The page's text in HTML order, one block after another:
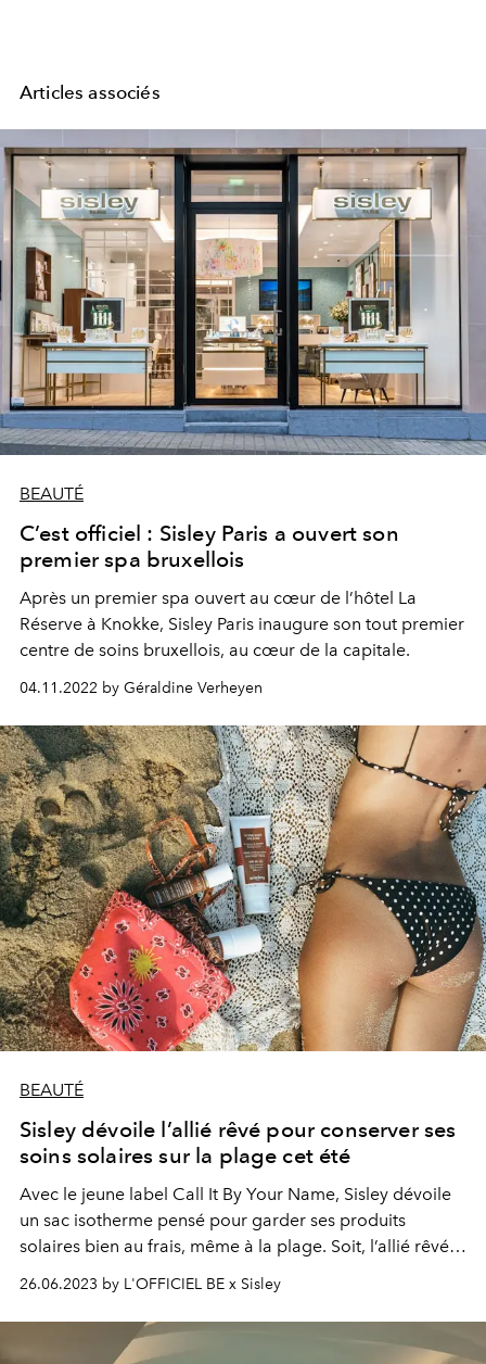
Articles associés
BEAUTÉ
C’est officiel : Sisley Paris a ouvert son
premier spa bruxellois
Après un premier spa ouvert au cœur de l’hôtel La
Réserve à Knokke, Sisley Paris inaugure son tout premier
centre de soins bruxellois, au cœur de la capitale.
04.11.2022 by Géraldine Verheyen
BEAUTÉ
Sisley dévoile l’allié rêvé pour conserver ses
soins solaires sur la plage cet été
Avec le jeune label Call It By Your Name, Sisley dévoile
un sac isotherme pensé pour garder ses produits
solaires bien au frais, même à la plage. Soit, l’allié rêvé à
emporter partout avec soi cet été.
26.06.2023 by L'OFFICIEL BE x Sisley